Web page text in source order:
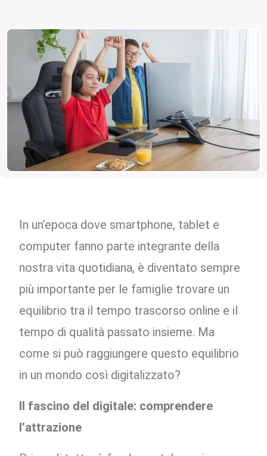
In un’epoca dove smartphone, tablet e
computer fanno parte integrante della
nostra vita quotidiana, è diventato sempre
più importante per le famiglie trovare un
equilibrio tra il tempo trascorso online e il
tempo di qualità passato insieme. Ma
come si può raggiungere questo equilibrio
in un mondo così digitalizzato?
Il fascino del digitale: comprendere
l’attrazione